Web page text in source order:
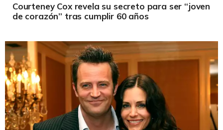
Courteney Cox revela su secreto para ser “joven
de corazón” tras cumplir 60 años